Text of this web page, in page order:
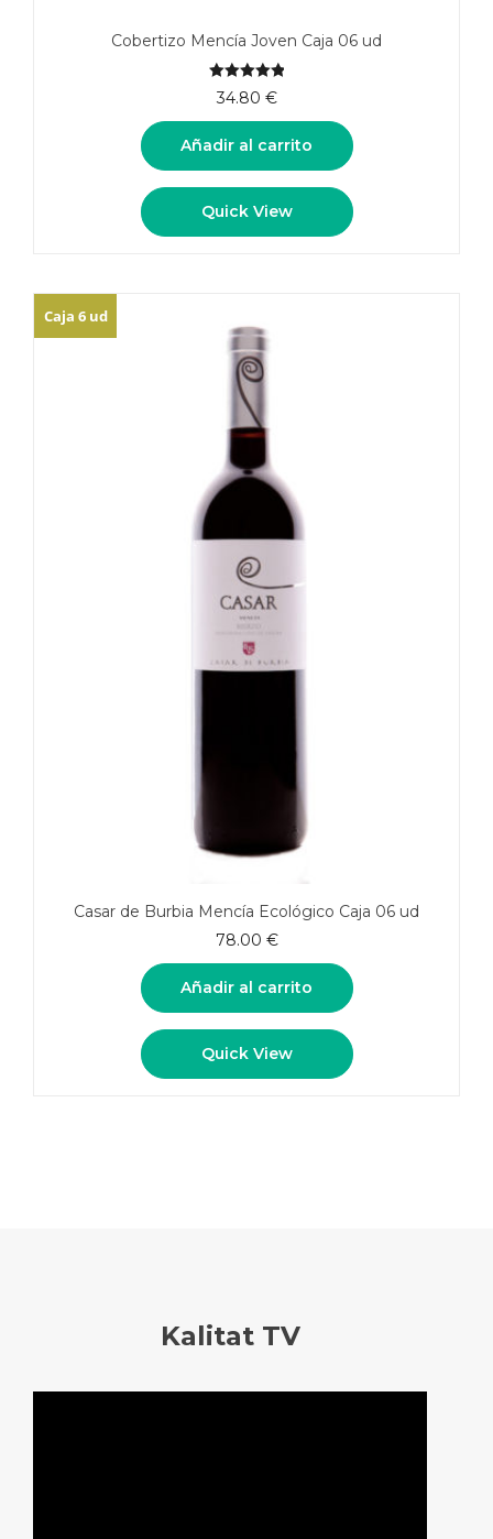
Cobertizo Mencía Joven Caja 06 ud
5.00de 5
34.80 €
Añadir al carrito
Quick View
Caja 6 ud
Casar de Burbia Mencía Ecológico Caja 06 ud
78.00 €
Añadir al carrito
Quick View
Kalitat TV